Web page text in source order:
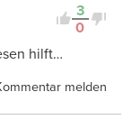
3
0
hilft…
melden